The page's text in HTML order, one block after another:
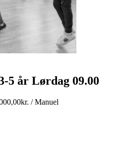
5 år Lørdag 09.00
kr. / Manuel